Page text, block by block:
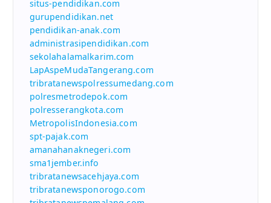
situs-pendidikan.com
gurupendidikan.net
pendidikan-anak.com
administrasipendidikan.com
sekolahalamalkarim.com
LapAspeMudaTangerang.com
tribratanewspolressumedang.com
polresmetrodepok.com
polresserangkota.com
MetropolisIndonesia.com
spt-pajak.com
amanahanaknegeri.com
sma1jember.info
tribratanewsacehjaya.com
tribratanewsponorogo.com